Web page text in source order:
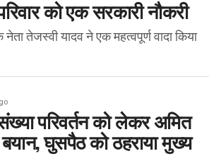
को एक सरकारी नौकरी
तेजस्वी यादव ने एक महत्वपूर्ण वादा किया
परिवर्तन को लेकर अमित
घुसपैठ को ठहराया मुख्य